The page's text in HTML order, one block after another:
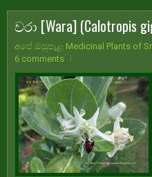
වරා [Wara] (Calotropis
අපේ ඔසුපැළ Medicinal Plants of
6 comments